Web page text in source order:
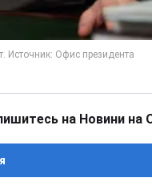
на Новини на